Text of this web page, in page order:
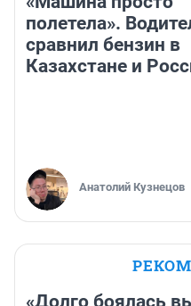
полетела».
сравнил бензин в
Казахстане и
Анатолий Кузнецов